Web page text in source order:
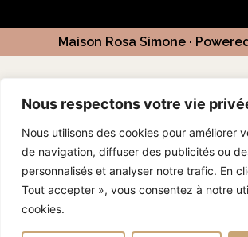
Nous respectons votre vie
Nous utilisons des cookies pour améliorer
de navigation, diffuser des publicités ou
personnalisés et analyser notre trafic. En
Tout accepter », vous consentez à notre
cookies.
Maison Rosa Simone ·